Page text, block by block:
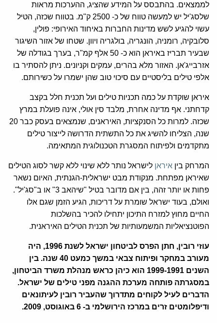
לממצאים. בהתבסס על המידע שהציג, ההערכות מראות
שלסג'יל יש למעשה טווח של כ- 2500 ק"מ. בטווח שכזה, הטיל
עשוי להגיע לשש מדינות החברות באיחוד האירופי: פולין,
סלובקיה, רומניה, הונגריה, בולגריה ויוון. שטחו של אזור השיגור
שבעיר תבריז באיראן הוא כ- 50 אלף קמ"ר, בערך בגודלה של
אזרבייג'אן. האזור מלא בהרים, עמקים וקניונים. ניתן להסתיר בו
אלפי טילים בליסטיים עם סיכוי טוב שהן ישמרו על כשירותם.
איראן שוקדת על כמה תכניות טילים ועל תכנית חלל בקצב
קדחתני. אף מדינה אחרת, מלבד סין אולי, אינה פועלת במרץ
שכזה. למרות כל הסנקציות, האיראנים, שנמצאים בעסק כבר 20
שנה, הצליחו להשיג את כל התשתית הדרושה לייצור טילים
מתקדמים ולפיתוח המסגרת הטכנולוגית המתאימה.
המרחק בין איראן לישראל נותר ללא שינוי ללא קשר לסוג הטילים
שאיראן מפתחת. מנקודת מבט ישראלית-הגנתית, האיום נשאר
פחות או יותר זהה, בין אם מדובר בטיל "שיהאב 3" או ב"סג'יל".
ואולם, בעוד ישראל שומרת על דריכות, הגיע הזמן שגם אלו
החיים מחוץ למזרח התיכון יתחילו להכיר בהשלכות
הפוטנציאליות המשמעותיות של תכנית הטילים האיראנית.
עוזי רובין, חתן הפרס לביטחון ישראל לשנת 1996, היה
מעורב במחקר ופיתוח צבאי במשך כמעט 40 שנה. בין
השנים 1999-1991 הוא כיהן כראש מנהלת משרד הביטחון,
במסגרתה פותחה מערכת ההגנה מפני טילים של ישראל.
הדברים לעיל לקוחים מתדרוך שהעביר רובין לעיתונאים
ודיפלומטים זרים במרכז הירושלמי ב- 6 באוגוסט, 2009.